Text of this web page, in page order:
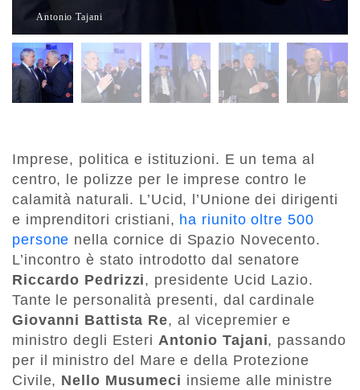
Antonio Tajani
Imprese, politica e istituzioni. E un tema al
centro, le polizze per le imprese contro le
calamità naturali. L’Ucid, l’Unione dei dirigenti
e imprenditori cristiani, ha riunito oltre 500
persone nella cornice di Spazio Novecento.
L’incontro è stato introdotto dal senatore
Riccardo Pedrizzi, presidente Ucid Lazio.
Tante le personalità presenti, dal cardinale
Giovanni Battista Re, al vicepremier e
ministro degli Esteri Antonio Tajani, passando
per il ministro del Mare e della Protezione
Civile, Nello Musumeci insieme alle ministre